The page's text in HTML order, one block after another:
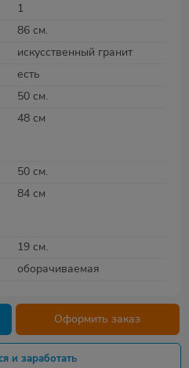
1
86 см.
искусственный гранит
есть
50 см.
48 см
50 см.
84 см
19 см.
оборачиваемая
Оформить заказ
и заработать